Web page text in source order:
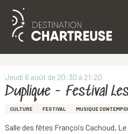
Aller
principal
Jeudi 6 août de 20:30 à 21:20
Duplique - Festival
CULTURE FESTIVAL MUSIQUE
Salle des fêtes François Cachoud,